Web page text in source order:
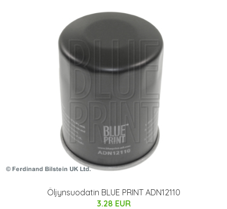
Öljynsuodatin BLUE PRINT ADN12110
3.28 EUR